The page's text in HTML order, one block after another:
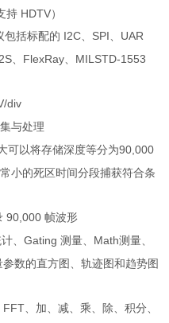
持 HDTV）
包括标配的 I2C SPI
UAR
FlexRay
MILSTD-1553
div
与处理
可以将存储深度等分为90,000
小的死区时间分段捕获符合条
90,000帧波形
、Gating测量、 Math测量、
数的直方图、轨迹图和趋势图
FFT 、加、减、乘、除、积分、